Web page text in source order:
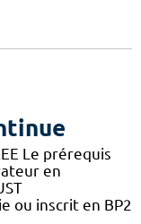
Le prérequis
en
ou inscrit en BP2